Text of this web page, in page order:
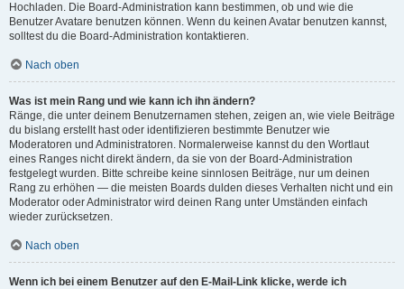
Hochladen. Die Board-Administration kann bestimmen, ob und wie die
Benutzer Avatare benutzen können. Wenn du keinen Avatar benutzen kannst,
solltest du die Board-Administration kontaktieren.
Nach oben
Was ist mein Rang und wie kann ich ihn ändern?
Ränge, die unter deinem Benutzernamen stehen, zeigen an, wie viele Beiträge
du bislang erstellt hast oder identifizieren bestimmte Benutzer wie
Moderatoren und Administratoren. Normalerweise kannst du den Wortlaut
eines Ranges nicht direkt ändern, da sie von der Board-Administration
festgelegt wurden. Bitte schreibe keine sinnlosen Beiträge, nur um deinen
Rang zu erhöhen — die meisten Boards dulden dieses Verhalten nicht und ein
Moderator oder Administrator wird deinen Rang unter Umständen einfach
wieder zurücksetzen.
Nach oben
Wenn ich bei einem Benutzer auf den E-Mail-Link klicke, werde ich